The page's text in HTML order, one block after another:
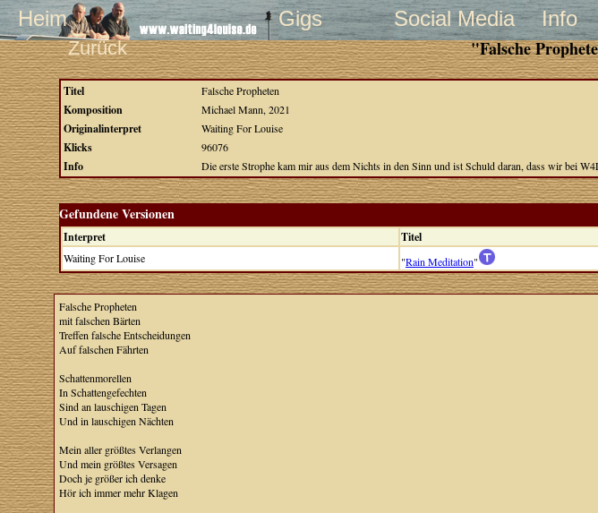
Heim Gigs Social Media Info
Zurück "Falsche
Titel Falsche Propheten
Komposition Michael Mann, 2021
Originalinterpret Waiting For Louise
Klicks 96076
Info Die erste Strophe kam mir aus dem Nichts in den Sinn und ist Schuld daran, dass wir bei
Gefundene Versionen
Interpret Titel
Waiting For Louise "Rain Meditation"
Falsche Propheten
mit falschen Bärten
Treffen falsche Entscheidungen
Auf falschen Fährten
Schattenmorellen
In Schattengefechten
Sind an lauschigen Tagen
Und in lauschigen Nächten
Mein aller größtes Verlangen
Und mein größtes Versagen
Doch je größer ich denke
Hör ich immer mehr Klagen